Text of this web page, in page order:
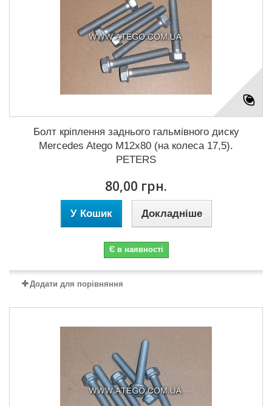
Болт кріплення заднього гальмівного диску
Mercedes Atego M12x80 (на колеса 17,5).
PETERS
80,00 грн.
У Кошик Докладніше
Є в наявності
Додати для порівняння